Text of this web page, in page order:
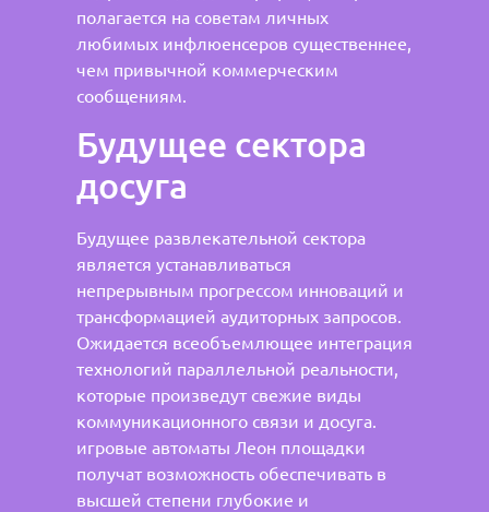
полагается на советам личных
любимых инфлюенсеров существеннее,
чем привычной коммерческим
сообщениям.
Будущее сектора
досуга
Будущее развлекательной сектора
является устанавливаться
непрерывным прогрессом инноваций и
трансформацией аудиторных запросов.
Ожидается всеобъемлющее интеграция
технологий параллельной реальности,
которые произведут свежие виды
коммуникационного связи и досуга.
игровые автоматы Леон площадки
получат возможность обеспечивать в
высшей степени глубокие и